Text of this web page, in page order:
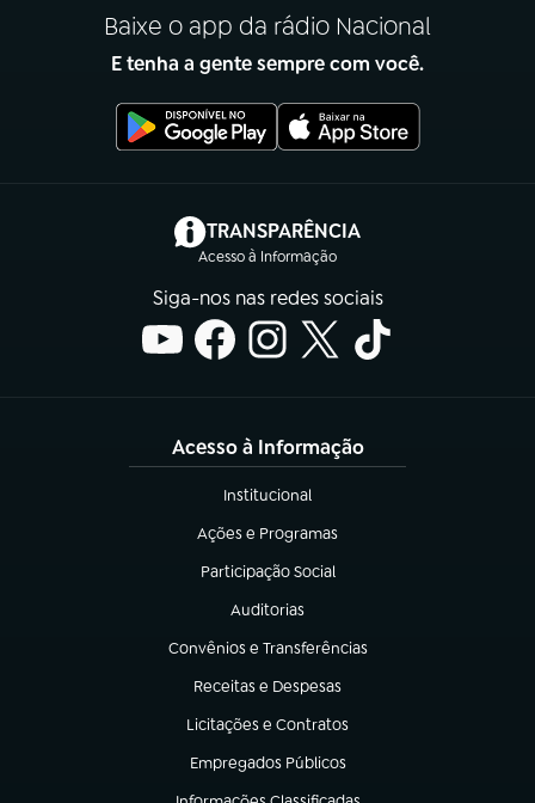
Baixe o app da rádio Nacional
E tenha a gente sempre com você.
TRANSPARÊNCIA
Acesso à Informação
(abre em nova aba)
Siga-nos nas redes sociais
Acesso à Informação
Institucional
(abre em nova aba)
Ações e Programas
(abre em nova aba)
Participação Social
(abre em nova aba)
Auditorias
(abre em nova aba)
Convênios e Transferências
(abre em nova aba)
Receitas e Despesas
(abre em nova aba)
Licitações e Contratos
(abre em nova aba)
Empregados Públicos
(abre em nova aba)